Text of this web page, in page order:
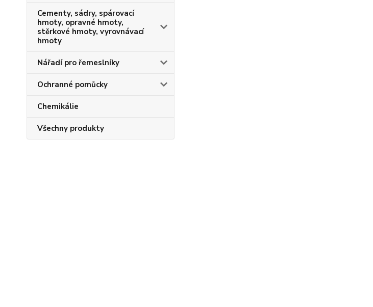
Cementy, sádry, spárovací
hmoty, opravné hmoty,
stěrkové hmoty, vyrovnávací
hmoty
Nářadí pro řemeslníky
Ochranné pomůcky
Chemikálie
Všechny produkty